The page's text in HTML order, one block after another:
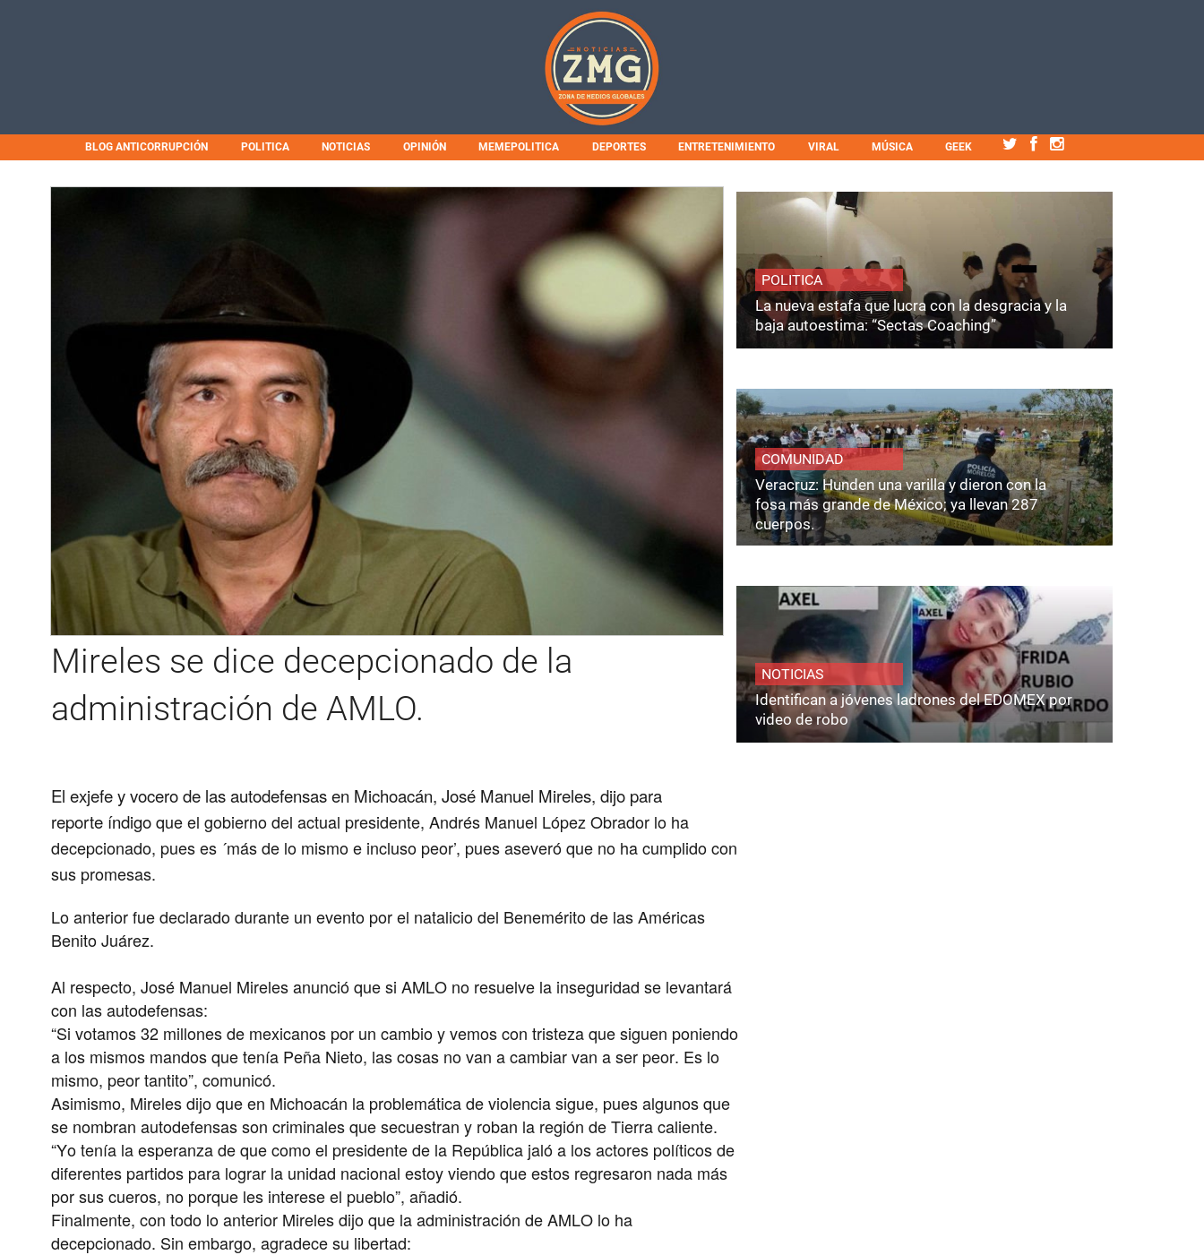
BLOG ANTICORRUPCIÓN POLITICA NOTICIAS OPINIÓN MEMEPOLITICA DEPORTES ENTRETENIMIENTO VIRAL MÚSICA GEEK
Mireles se dice decepcionado de la
administración de AMLO.
El exjefe y vocero de las autodefensas en Michoacán, José Manuel Mireles, dijo para
reporte índigoque el gobierno del actual presidente, Andrés Manuel López Obrador lo ha
decepcionado, pues es ´más de lo mismo e incluso peor’, pues aseveró que no ha cumplido con
sus promesas.
Lo anterior fue declarado durante un evento por el natalicio del Benemérito de las Américas
Benito Juárez.
Al respecto, José Manuel Mireles anunció que si AMLO no resuelve la inseguridad se levantará
con las autodefensas:
“Si votamos 32 millones de mexicanos por un cambio y vemos con tristeza que siguen poniendo
a los mismos mandos que tenía Peña Nieto, las cosas no van a cambiar van a ser peor. Es lo
mismo, peor tantito”, comunicó.
Asimismo, Mireles dijo que en Michoacán la problemática de violencia sigue, pues algunos que
se nombran autodefensas son criminales que secuestran y roban la región de Tierra caliente.
“Yo tenía la esperanza de que como el presidente de la República jaló a los actores políticos de
diferentes partidos para lograr la unidad nacional estoy viendo que estos regresaron nada más
por sus cueros, no porque les interese el pueblo”, añadió.
Finalmente, con todo lo anterior Mireles dijo que la administración de AMLO lo ha
decepcionado. Sin embargo, agradece su libertad:
POLITICA
La nueva estafa que lucra con la desgracia y la
baja autoestima: “Sectas Coaching”
COMUNIDAD
Veracruz: Hunden una varilla y dieron con la
fosa más grande de México; ya llevan 287
cuerpos.
NOTICIAS
Identifican a jóvenes ladrones del EDOMEX por
video de robo